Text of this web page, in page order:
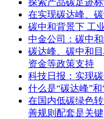
在实现碳达峰、
碳中和背景下 工
中金公司：碳中
碳达峰、碳中和
资金等政策支持
科技日报：实现
什么是“碳达峰”
在国内低碳绿色
善规则配套是关键